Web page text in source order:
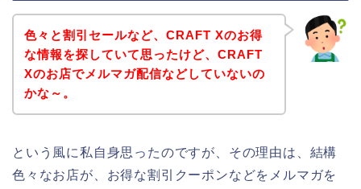
色々と割引セールなど、CRAFT Xのお得
な情報を探していて思ったけど、CRAFT
Xのお店でメルマガ配信などしていないの
かな～。
という風に私自身思ったのですが、その理由は、結構
色々なお店が、お得な割引クーポンなどをメルマガを